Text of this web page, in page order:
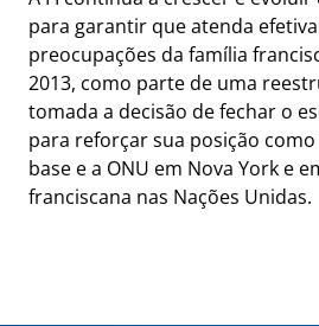
para garantir que atenda
preocupações da família
2013, como parte de uma
tomada a decisão de fechar o
para reforçar sua posição
base e a ONU em Nova York e
franciscana nas Nações Unidas.